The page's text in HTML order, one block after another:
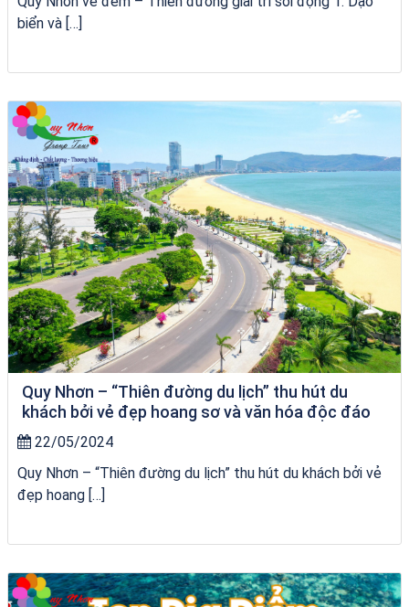
biển và […]
Quy Nhơn – “Thiên đường du lịch” thu hút du
khách bởi vẻ đẹp hoang sơ và văn hóa độc đáo
22/05/2024
Quy Nhơn – “Thiên đường du lịch” thu hút du khách bởi vẻ
đẹp hoang […]
VÉ HẢI GIANG